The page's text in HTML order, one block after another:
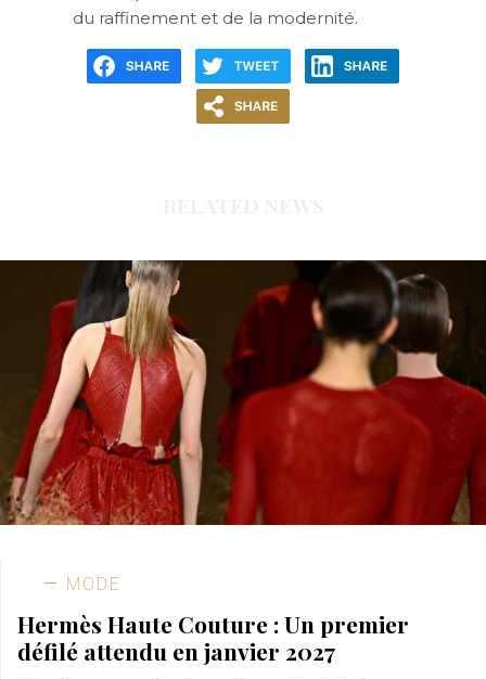
du raffinement et de la modernité.
MODE
Hermès Haute Couture : Un premier
défilé attendu en janvier 2027